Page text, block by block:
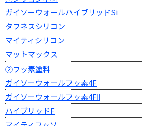
ガイソーウォールハイブリッドSi
タフネスシリコン
マイティシリコン
マットマックス
②フッ素塗料
ガイソーウォールフッ素4F
ガイソーウォールフッ素4FⅡ
ハイブリッドF